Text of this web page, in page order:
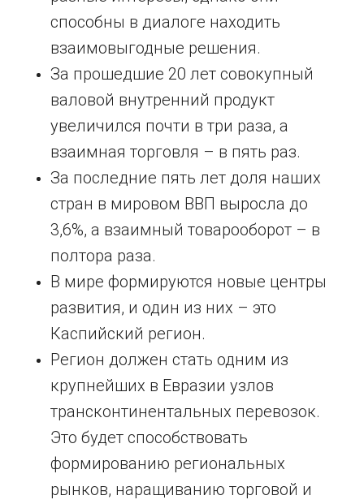
способны в диалоге находить
взаимовыгодные решения.
За прошедшие 20 лет совокупный
валовой внутренний продукт
увеличился почти в три раза, а
взаимная торговля – в пять раз.
За последние пять лет доля наших
стран в мировом ВВП выросла до
3,6%, а взаимный товарооборот – в
полтора раза.
В мире формируются новые центры
развития, и один из них – это
Каспийский регион.
Регион должен стать одним из
крупнейших в Евразии узлов
трансконтинентальных перевозок.
Это будет способствовать
формированию региональных
рынков, наращиванию торговой и